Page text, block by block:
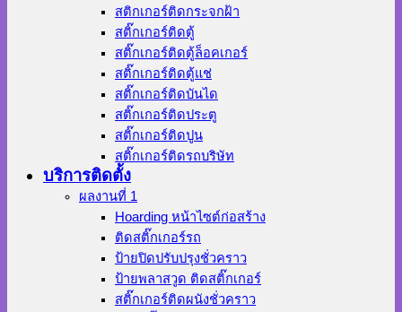
สติกเกอร์ติดกระจกฝ้า
สติ๊กเกอร์ติดตู้
สติ๊กเกอร์ติดตู้ล็อคเกอร์
สติ๊กเกอร์ติดตู้แช่
สติ๊กเกอร์ติดบันได
สติ๊กเกอร์ติดประตู
สติ๊กเกอร์ติดปูน
สติ๊กเกอร์ติดรถบริษัท
บริการติดตั้ง
ผลงานที่ 1
Hoarding หน้าไซต์ก่อสร้าง
ติดสติ๊กเกอร์รถ
ป้ายปิดปรับปรุงชั่วคราว
ป้ายพลาสวูด ติดสติ๊กเกอร์
สติ๊กเกอร์ติดผนังชั่วคราว